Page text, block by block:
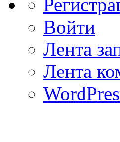
Войти
Лента
Лента